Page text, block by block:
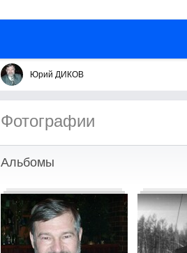
Юрий ДИКОВ
Фотографии
Альбомы